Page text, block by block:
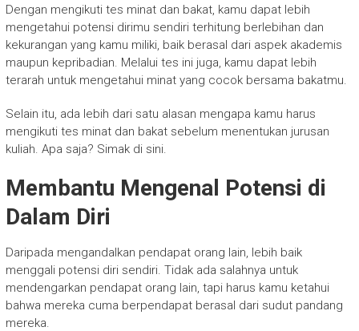
Dengan mengikuti tes minat dan bakat, kamu dapat lebih
mengetahui potensi dirimu sendiri terhitung berlebihan dan
kekurangan yang kamu miliki, baik berasal dari aspek akademis
maupun kepribadian. Melalui tes ini juga, kamu dapat lebih
terarah untuk mengetahui minat yang cocok bersama bakatmu.
Selain itu, ada lebih dari satu alasan mengapa kamu harus
mengikuti tes minat dan bakat sebelum menentukan jurusan
kuliah. Apa saja? Simak di sini.
Membantu Mengenal Potensi di
Dalam Diri
Daripada mengandalkan pendapat orang lain, lebih baik
menggali potensi diri sendiri. Tidak ada salahnya untuk
mendengarkan pendapat orang lain, tapi harus kamu ketahui
bahwa mereka cuma berpendapat berasal dari sudut pandang
mereka.